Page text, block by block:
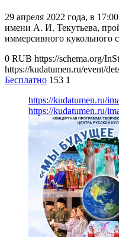
29 апреля 2022 года, в
имени А. И. Текутьева,
иммерсивного кукольного
0 RUB https://schema.org/
https://kudatumen.ru/event/
Бесплатно 153 1
https://kudatumen.ru/
https://kudatumen.ru/